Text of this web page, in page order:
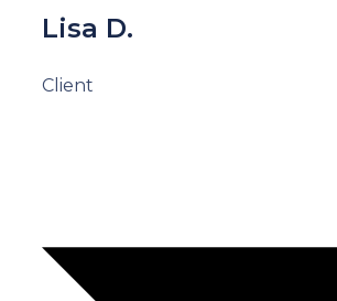
Lisa D.
Client